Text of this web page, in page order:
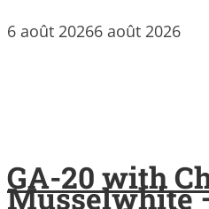
6 août 20266 août 2026
GA-20 with
Musselwhite